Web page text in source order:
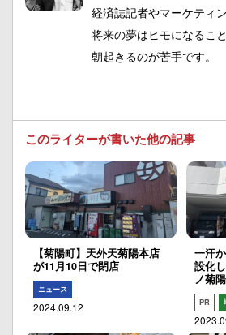
経済誌記者やマーケティ
将来の夢はヒモになるこ
朝起きるのが苦手です。
このライターが書いた他の記事
【菊陽町】天外天菊陽本店
が11月10日で閉店
ニュース
2024.09.12
一汗
設化
ノ菊
PR